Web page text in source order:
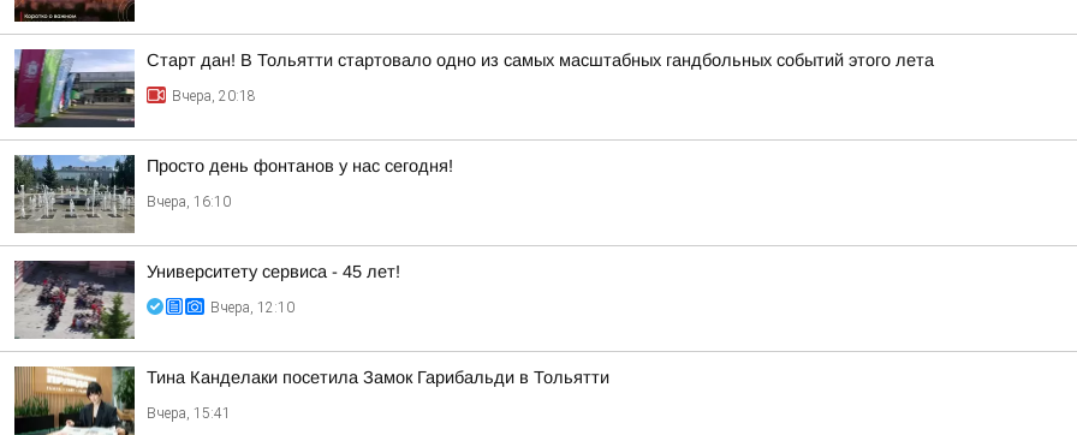
Старт дан! В Тольятти стартовало одно из самых масштабных гандбольных событий этого лета
Вчера, 20:18
Просто день фонтанов у нас сегодня!
Вчера, 16:10
Университету сервиса - 45 лет!
Вчера, 12:10
Тина Канделаки посетила Замок Гарибальди в Тольятти
Вчера, 15:41